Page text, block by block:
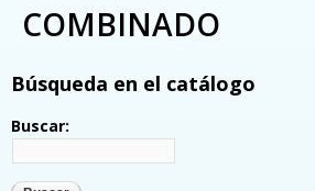
COMBINADO
Búsqueda en el catálogo
Buscar: